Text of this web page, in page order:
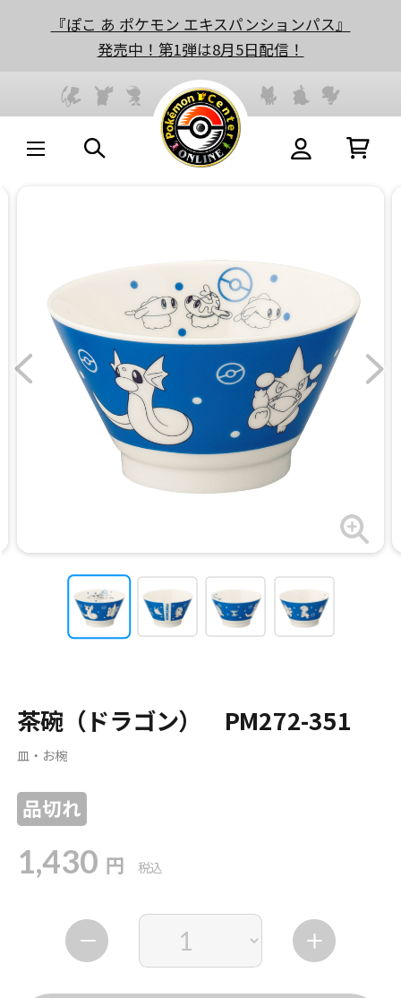
『ぽこ あ ポケモン エキスパンションパス』
発売中！第1弾は8月5日配信！
茶碗（ドラゴン） PM272-351
皿・お椀
品切れ
1,430 円 税込